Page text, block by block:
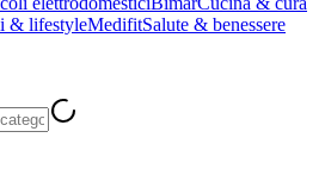
& lifestyleMedifitSalute & benessere